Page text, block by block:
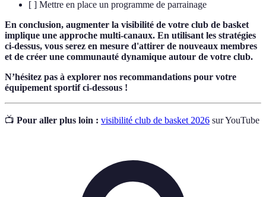
[ ] Mettre en place un programme de parrainage
En conclusion, augmenter la visibilité de votre club de basket
implique une approche multi-canaux. En utilisant les stratégies
ci-dessus, vous serez en mesure d'attirer de nouveaux membres
et de créer une communauté dynamique autour de votre club.
N’hésitez pas à explorer nos recommandations pour votre
équipement sportif ci-dessous !
📺 Pour aller plus loin : visibilité club de basket 2026 sur YouTube